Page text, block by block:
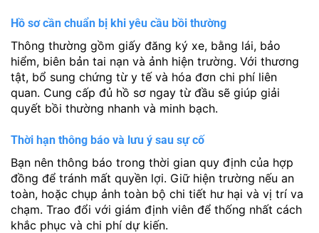
Hồ sơ cần chuẩn bị khi yêu cầu bồi thường
Thông thường gồm giấy đăng ký xe, bằng lái, bảo
hiểm, biên bản tai nạn và ảnh hiện trường. Với thương
tật, bổ sung chứng từ y tế và hóa đơn chi phí liên
quan. Cung cấp đủ hồ sơ ngay từ đầu sẽ giúp giải
quyết bồi thường nhanh và minh bạch.
Thời hạn thông báo và lưu ý sau sự cố
Bạn nên thông báo trong thời gian quy định của hợp
đồng để tránh mất quyền lợi. Giữ hiện trường nếu an
toàn, hoặc chụp ảnh toàn bộ chi tiết hư hại và vị trí va
chạm. Trao đổi với giám định viên để thống nhất cách
khắc phục và chi phí dự kiến.